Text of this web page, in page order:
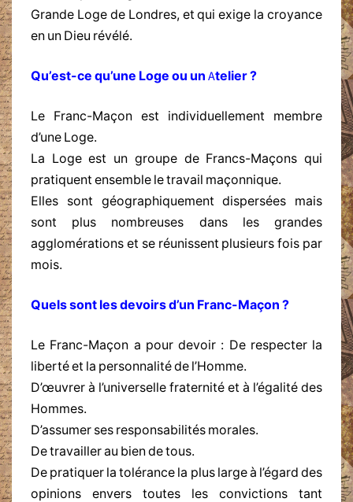
Grande Loge de Londres, et qui exige la croyance
en un Dieu révélé.
Qu’est-ce qu’une Loge ou un Atelier ?
Le Franc-Maçon est individuellement membre
d’une Loge.
La Loge est un groupe de Francs-Maçons qui
pratiquent ensemble le travail maçonnique.
Elles sont géographiquement dispersées mais
sont plus nombreuses dans les grandes
agglomérations et se réunissent plusieurs fois par
mois.
Quels sont les devoirs d’un Franc-Maçon ?
Le Franc-Maçon a pour devoir : De respecter la
liberté et la personnalité de l’Homme.
D’œuvrer à l’universelle fraternité et à l’égalité des
Hommes.
D’assumer ses responsabilités morales.
De travailler au bien de tous.
De pratiquer la tolérance la plus large à l’égard des
opinions envers toutes les convictions tant